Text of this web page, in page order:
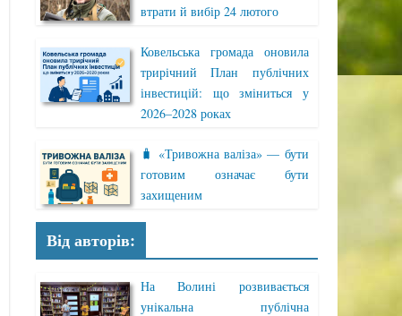
втрати й вибір 24 лютого
Ковельська громада оновила
трирічний План публічних
інвестицій: що зміниться у
2026–2028 роках
🧳 «Тривожна валіза» — бути
готовим означає бути
захищеним
Від авторів:
На Волині розвивається
унікальна публічна